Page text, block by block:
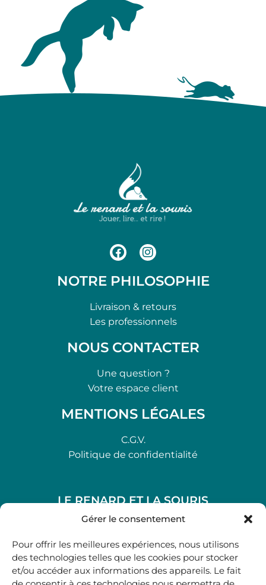
Gérer le consentement
Pour offrir les meilleures expériences, nous utilisons
des technologies telles que les cookies pour stocker
et/ou accéder aux informations des appareils. Le fait
NOTRE PHILOSOPHIE
Livraison & retours
Les professionnels
NOUS CONTACTER
Une question ?
Votre espace client
MENTIONS LÉGALES
C.G.V.
Politique de confidentialité
LE RENARD ET LA SOURIS
48, rue Maubec 33210 LANGON
05 40 41 37 18
.